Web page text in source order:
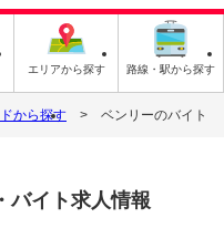
エリアから探す 路線・駅から探す
から探す ベンリーのバイト
バイト求人情報